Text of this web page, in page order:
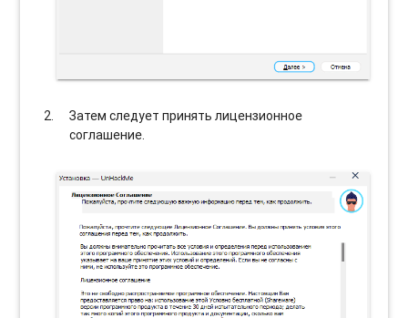
Затем следует принять лицензионное
соглашение.